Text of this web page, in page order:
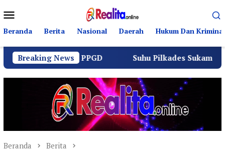
ke
kontenMobile
Beranda Berita Nasional Daerah Hukum Dan Kriminal
Breaking News
dan PPGD Suhu Pilkades Sukamulya Memanas,
Beranda Berita